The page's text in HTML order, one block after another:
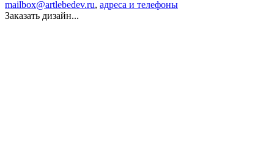
mailbox@artlebedev.ru, адреса и телефоны
Заказать дизайн...